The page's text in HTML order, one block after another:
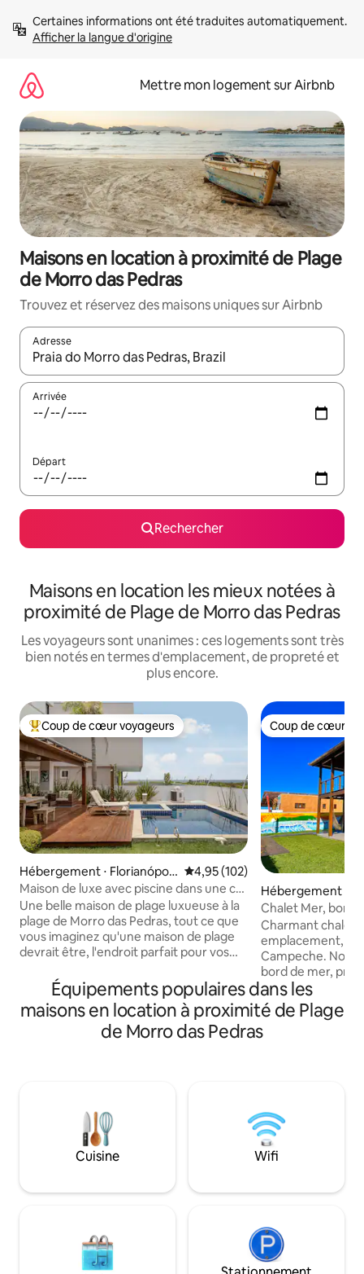
directement
Afficher la langue d'origine
Mettre mon logement sur Airbnb
Maisons en location à proximité de Plage
de Morro das Pedras
Trouvez et réservez des maisons uniques sur Airbnb
Adresse
Lorsque les résultats s'affichent, utilisez les flèches vers le
Arrivée
Départ
Rechercher
Maisons en location les mieux notées à
proximité de Plage de Morro das Pedras
Les voyageurs sont unanimes : ces logements sont très
bien notés en termes d'emplacement, de propreté et
plus encore.
Coups de cœur voyageurs les plus appréciés
Coup de cœur voyageurs
Hébergement ⋅ Florianópoli
s
Évaluation moyenne sur la
4,95 (102)
Maison de luxe avec piscine dans une co-
propriété en bord de mer !
Une belle maison de plage luxueuse à la
plage de Morro das Pedras, tout ce que
vous imaginez qu'une maison de plage
devrait être, l'endroit parfait pour vos
sable et de l'océan. Le salon, l'espace
barbecue et la piscine ont une vue
PARTIELLE sur l'océan. Endroit parfait
pour se détendre et profiter des
savoir plus et découvrir des photos
@mullinrealtyfloripa
Coup de cœur
Coup de cœur
Hébergement ⋅
s
Chalet Mer, bord
Charmant chalet,
emplacement,
Campeche. Nous sommes situés en
bord de mer,
dans le sable.
plage, cet accès
clients de 3
louons
pharmacies,
commerces. L'île
notre carte
soleil magnifique
Équipements populaires dans les
maisons en location à proximité de Plage
de Morro das Pedras
Cuisine Wifi